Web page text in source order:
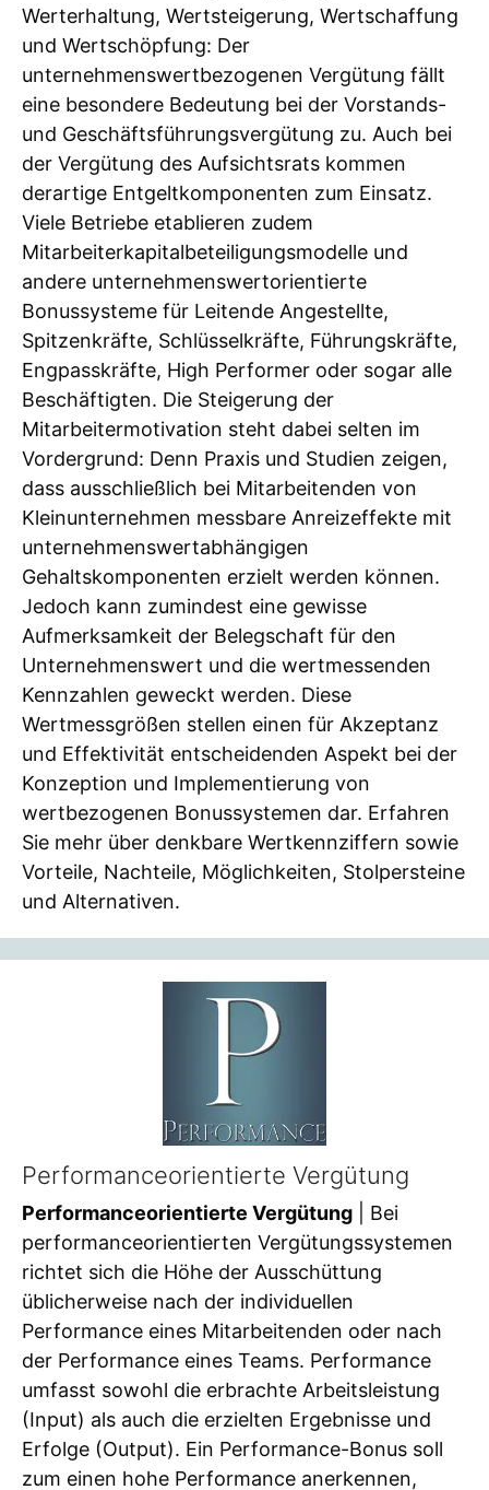
Werterhaltung, Wertsteigerung, Wertschaffung
und Wertschöpfung: Der
unternehmenswertbezogenen Vergütung fällt
eine besondere Bedeutung bei der Vorstands-
und Geschäftsführungsvergütung zu. Auch bei
der Vergütung des Aufsichtsrats kommen
derartige Entgeltkomponenten zum Einsatz.
Viele Betriebe etablieren zudem
Mitarbeiterkapitalbeteiligungsmodelle und
andere unternehmenswertorientierte
Bonussysteme für Leitende Angestellte,
Spitzenkräfte, Schlüsselkräfte, Führungskräfte,
Engpasskräfte, High Performer oder sogar alle
Beschäftigten. Die Steigerung der
Mitarbeitermotivation steht dabei selten im
Vordergrund: Denn Praxis und Studien zeigen,
dass ausschließlich bei Mitarbeitenden von
Kleinunternehmen messbare Anreizeffekte mit
unternehmenswertabhängigen
Gehaltskomponenten erzielt werden können.
Jedoch kann zumindest eine gewisse
Aufmerksamkeit der Belegschaft für den
Unternehmenswert und die wertmessenden
Kennzahlen geweckt werden. Diese
Wertmessgrößen stellen einen für Akzeptanz
und Effektivität entscheidenden Aspekt bei der
Konzeption und Implementierung von
wertbezogenen Bonussystemen dar. Erfahren
Sie mehr über denkbare Wertkennziffern sowie
Vorteile, Nachteile, Möglichkeiten, Stolpersteine
und Alternativen.
Performanceorientierte Vergütung
Performanceorientierte Vergütung | Bei
performanceorientierten Vergütungssystemen
richtet sich die Höhe der Ausschüttung
üblicherweise nach der individuellen
Performance eines Mitarbeitenden oder nach
der Performance eines Teams. Performance
umfasst sowohl die erbrachte Arbeitsleistung
(Input) als auch die erzielten Ergebnisse und
Erfolge (Output). Ein Performance-Bonus soll
zum einen hohe Performance anerkennen,